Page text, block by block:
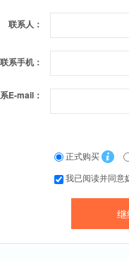
联系人：
联系手机：
E-mail：
正式购买
我已阅读并同意